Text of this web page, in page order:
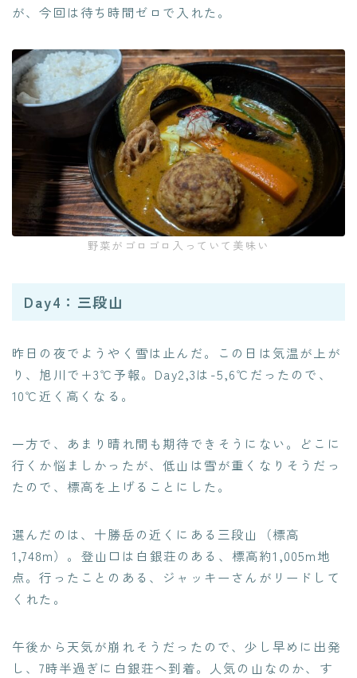
が、今回は待ち時間ゼロで入れた。
野菜がゴロゴロ入っていて美味い
Day4：三段山
昨日の夜でようやく雪は止んだ。この日は気温が上が
り、旭川で+3℃予報。Day2,3は-5,6℃だったので、
10℃近く高くなる。
一方で、あまり晴れ間も期待できそうにない。どこに
行くか悩ましかったが、低山は雪が重くなりそうだっ
たので、標高を上げることにした。
選んだのは、十勝岳の近くにある三段山（標高
1,748m）。登山口は白銀荘のある、標高約1,005m地
点。行ったことのある、ジャッキーさんがリードして
くれた。
午後から天気が崩れそうだったので、少し早めに出発
し、7時半過ぎに白銀荘へ到着。人気の山なのか、す